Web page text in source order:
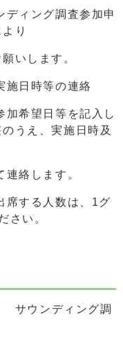
ング調査参加申
り
します。
日時等の連絡
望日等を記入し
うえ、実施日時及
します。
する人数は、1グ
さい。
ウンディング調